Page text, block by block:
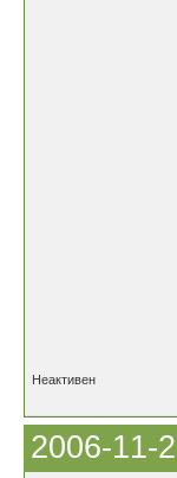
Неактивен
2006-11-